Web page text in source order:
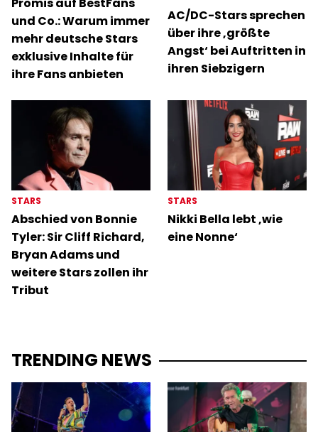
und Co.: Warum immer
mehr deutsche Stars
exklusive Inhalte für
ihre Fans anbieten
AC/DC-Stars sprechen
über ihre ‚größte
Angst‘ bei Auftritten in
ihren Siebzigern
STARS
Abschied von Bonnie
Tyler: Sir Cliff Richard,
Bryan Adams und
weitere Stars zollen ihr
Tribut
STARS
Nikki Bella lebt ‚wie
eine Nonne‘
TRENDING NEWS